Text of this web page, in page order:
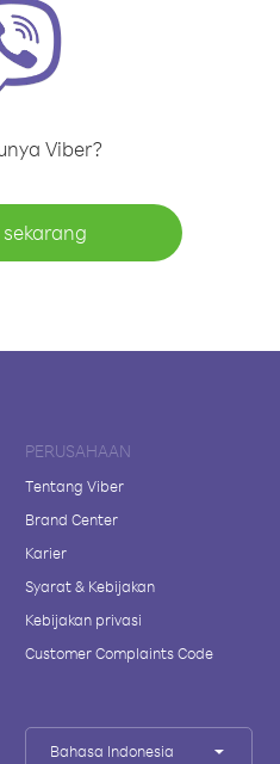
Viber?
PERUSAHAAN
Tentang Viber
Brand Center
Karier
Syarat & Kebijakan
Kebijakan privasi
Customer Complaints Code
Bahasa Indonesia